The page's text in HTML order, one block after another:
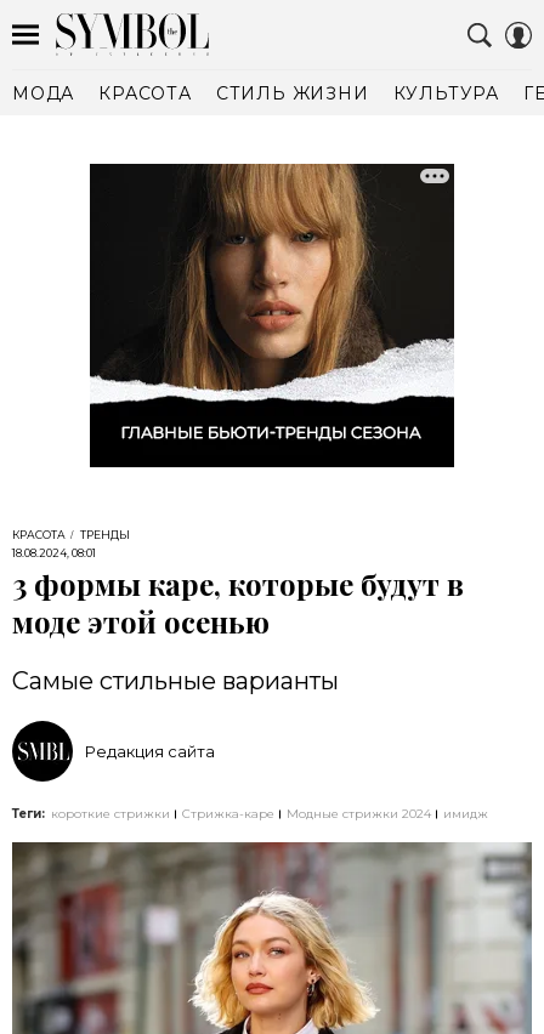
МОДА КРАСОТА СТИЛЬ ЖИЗНИ КУЛЬТУРА
КРАСОТА
ТРЕНДЫ
18.08.2024, 08:01
3 формы каре, которые будут в
моде этой осенью
Самые стильные варианты
Редакция сайта
Теги: короткие стрижки Стрижка-каре Модные стрижки 2024 имидж